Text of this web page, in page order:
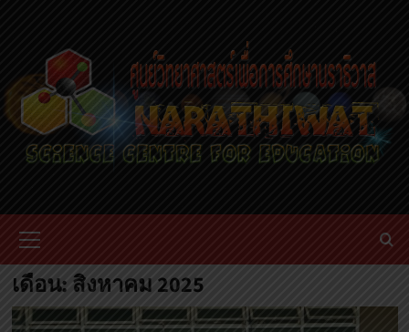
content
Menu
เดือน: สิงหาคม 2025